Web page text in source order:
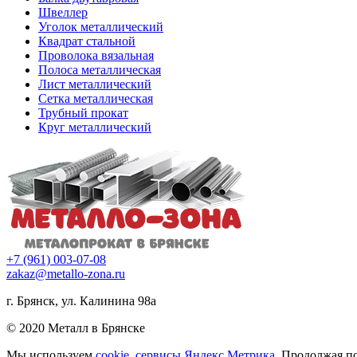
Швеллер
Уголок металлический
Квадрат стальной
Проволока вязальная
Полоса металлическая
Лист металлический
Сетка металлическая
Трубный прокат
Круг металлический
+7 (961) 003-07-08
zakaz@metallo-zona.ru
г. Брянск, ул. Калинина 98а
© 2020 Металл в Брянске